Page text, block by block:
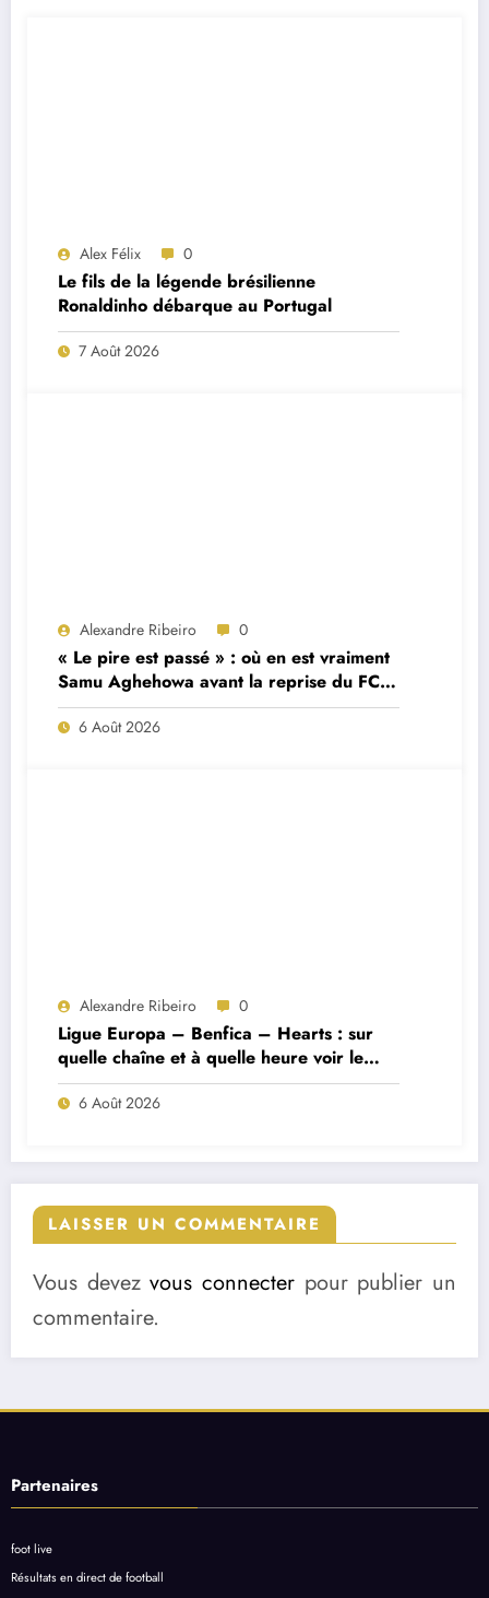
Alex Félix 0
Le fils de la légende brésilienne
Ronaldinho débarque au Portugal
7 Août 2026
Alexandre Ribeiro 0
« Le pire est passé » : où en est vraiment
Samu Aghehowa avant la reprise du FC
Porto ?
6 Août 2026
Alexandre Ribeiro 0
Ligue Europa – Benfica – Hearts : sur
quelle chaîne et à quelle heure voir le
match ?
6 Août 2026
LAISSER UN COMMENTAIRE
Vous devezvous connecter pour publier un
commentaire.
Partenaires
foot live
Résultats en direct de football